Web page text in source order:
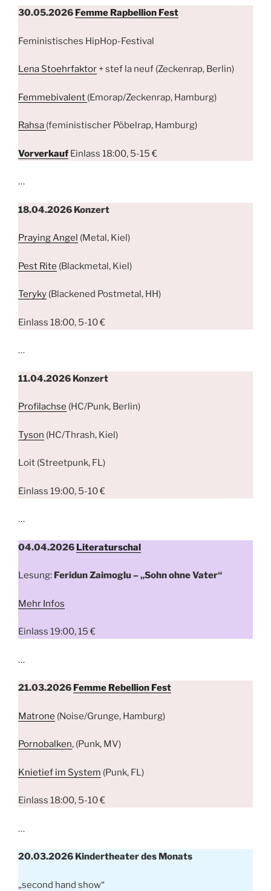
30.05.2026 Femme Rapbellion Fest
Feministisches HipHop-Festival
Lena Stoehrfaktor + stef la neuf (Zeckenrap, Berlin)
Femmebivalent (Emorap/Zeckenrap, Hamburg)
Rahsa (feministischer Pöbelrap, Hamburg)
Vorverkauf Einlass 18:00, 5-15 €
…
18.04.2026 Konzert
Praying Angel (Metal, Kiel)
Pest Rite (Blackmetal, Kiel)
Teryky (Blackened Postmetal, HH)
Einlass 18:00, 5-10 €
…
11.04.2026 Konzert
Profilachse (HC/Punk, Berlin)
Tyson (HC/Thrash, Kiel)
Loit (Streetpunk, FL)
Einlass 19:00, 5-10 €
…
04.04.2026 Literaturschal
Lesung: Feridun Zaimoglu – „Sohn ohne Vater“
Mehr Infos
Einlass 19:00, 15 €
…
21.03.2026 Femme Rebellion Fest
Matrone (Noise/Grunge, Hamburg)
Pornobalken, (Punk, MV)
Knietief im System (Punk, FL)
Einlass 18:00, 5-10 €
…
20.03.2026 Kindertheater des Monats
„second hand show“